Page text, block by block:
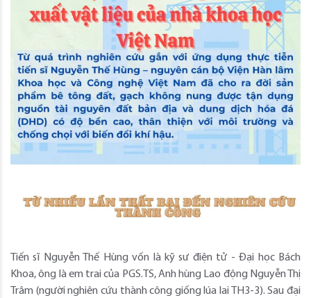
Tiến sĩ Nguyễn Thế Hùng vốn là kỹ sư điện tử - Đại học Bách
Khoa, ông là em trai của PGS.TS, Anh hùng Lao động Nguyễn Thị
Trâm (người nghiên cứu thành công giống lúa lai TH3-3). Sau đại